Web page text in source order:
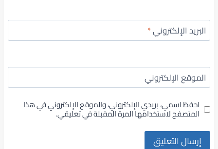
البريد الإلكتروني*
الموقع الإلكتروني
احفظ اسمي، بريدي الإلكتروني، والموقع الإلكتروني في هذا
المتصفح لاستخدامها المرة المقبلة في تعليقي.